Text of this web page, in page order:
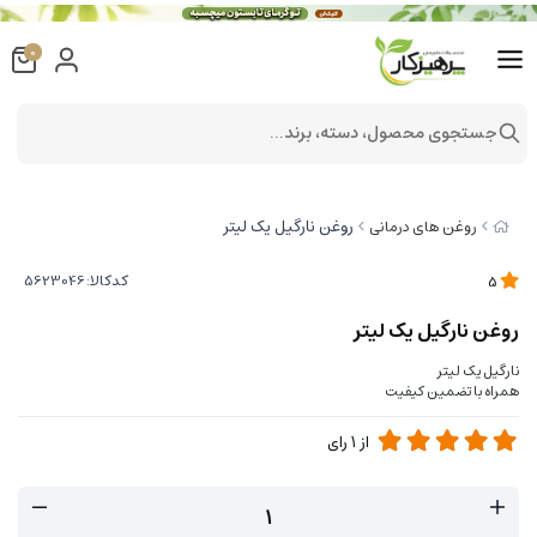
روغن های درمانی روغن نارگیل یک لیتر
کدکالا:
روغن نارگیل یک لیتر
نارگیل یک لیتر
همراه با تضمین کیفیت
از 1رای
0
جستجوی محصول، دسته، برند...